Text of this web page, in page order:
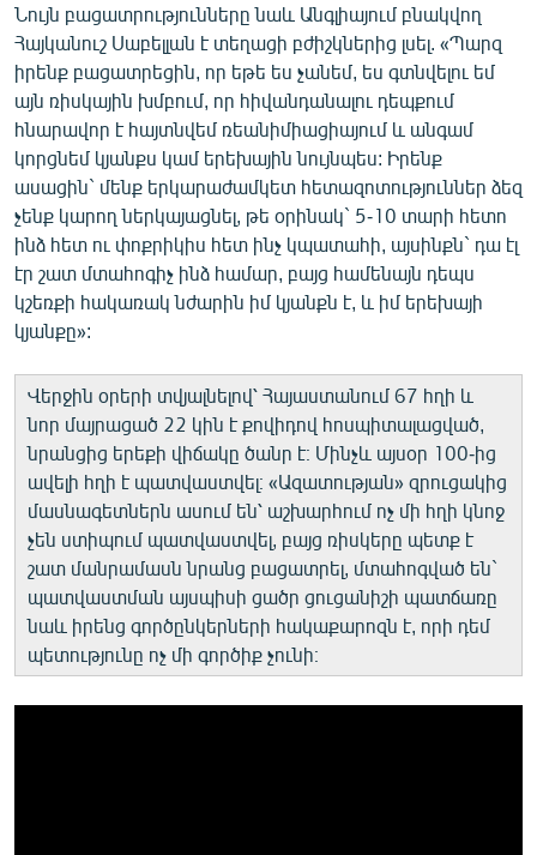
Նույն բացատրությունները նաև Անգլիայում բնակվող
Հայկանուշ Սաբելլան է տեղացի բժիշկներից լսել. «Պարզ
իրենք բացատրեցին, որ եթե ես չանեմ, ես գտնվելու եմ
այն ռիսկային խմբում, որ հիվանդանալու դեպքում
հնարավոր է հայտնվեմ ռեանիմիացիայում և անգամ
կորցնեմ կյանքս կամ երեխային նույնպես: Իրենք
ասացին` մենք երկարաժամկետ հետազոտություններ ձեզ
չենք կարող ներկայացնել, թե օրինակ` 5-10 տարի հետո
ինձ հետ ու փոքրիկիս հետ ինչ կպատահի, այսինքն` դա էլ
էր շատ մտահոգիչ ինձ համար, բայց համենայն դեպս
կշեռքի հակառակ նժարին իմ կյանքն է, և իմ երեխայի
կյանքը»:
Վերջին օրերի տվյալնելով՝ Հայաստանում 67 հղի և
նոր մայրացած 22 կին է քովիդով հոսպիտալացված,
նրանցից երեքի վիճակը ծանր է։ Մինչև այսօր 100-ից
ավելի հղի է պատվաստվել։ «Ազատության» զրուցակից
մասնագետներն ասում են՝ աշխարհում ոչ մի հղի կնոջ
չեն ստիպում պատվաստվել, բայց ռիսկերը պետք է
շատ մանրամասն նրանց բացատրել, մտահոգված են`
պատվաստման այսպիսի ցածր ցուցանիշի պատճառը
նաև իրենց գործընկերների հակաքարոզն է, որի դեմ
պետությունը ոչ մի գործիք չունի։